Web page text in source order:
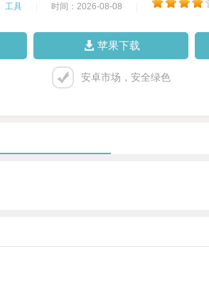
工具 时间：2026-08-08
苹果下载
安卓市场，安全绿色